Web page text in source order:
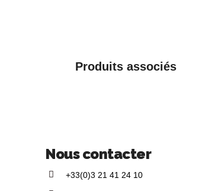
Produits associés
Nous contacter
+33(0)3 21 41 24 10